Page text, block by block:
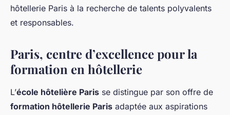
hôtellerie Paris à la recherche de talents polyvalents
et responsables.
Paris, centre d’excellence pour la
formation en hôtellerie
L’école hôtelière Paris se distingue par son offre de
formation hôtellerie Paris adaptée aux aspirations